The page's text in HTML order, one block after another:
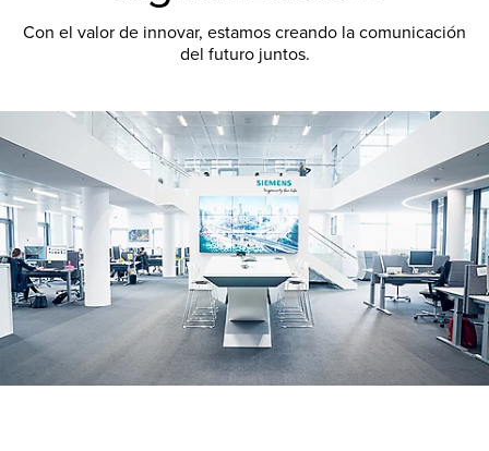
Con el valor de innovar, estamos creando la comunicación
del futuro juntos.